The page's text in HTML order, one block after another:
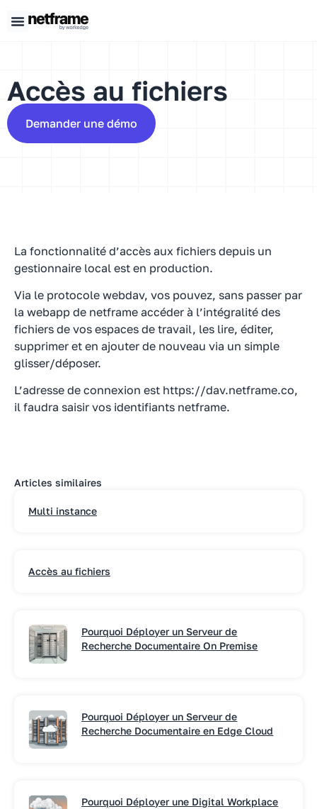
Accès au fichiers
Demander une démo
La fonctionnalité d’accès aux fichiers depuis un
gestionnaire local est en production.
Via le protocole webdav, vos pouvez, sans passer par
la webapp de netframe accéder à l’intégralité des
fichiers de vos espaces de travail, les lire, éditer,
supprimer et en ajouter de nouveau via un simple
glisser/déposer.
L’adresse de connexion est https://dav.netframe.co,
il faudra saisir vos identifiants netframe.
Articles similaires
Multi instance
Accès au fichiers
Pourquoi Déployer un Serveur de
Recherche Documentaire On Premise
Pourquoi Déployer un Serveur de
Recherche Documentaire en Edge Cloud
Pourquoi Déployer une Digital Workplace